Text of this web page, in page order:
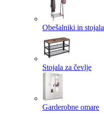
Obešalniki in stojala
Stojala za čevlje
Garderobne omare